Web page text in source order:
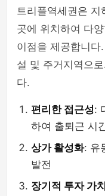
트리플역세권은 지
곳에 위치하여 다
이점을 제공합니다
설 및 주거지역으
다.
편리한 접근성:
하여 출퇴근 시
상가 활성화: 유
발전
장기적 투자 가치